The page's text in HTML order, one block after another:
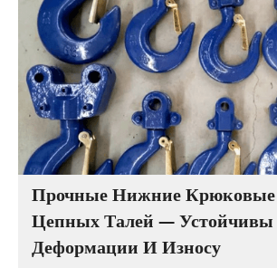
Прочные Нижние
Цепных Талей —
Деформации И Износу